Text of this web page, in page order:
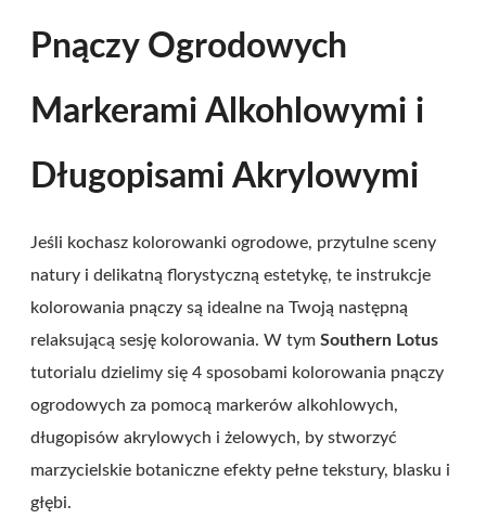
Pnączy Ogrodowych
Markerami Alkohlowymi i
Długopisami Akrylowymi
Jeśli kochasz kolorowanki ogrodowe, przytulne sceny
natury i delikatną florystyczną estetykę, te instrukcje
kolorowania pnączy są idealne na Twoją następną
relaksującą sesję kolorowania. W tym Southern Lotus
tutorialu dzielimy się 4 sposobami kolorowania pnączy
ogrodowych za pomocą markerów alkohlowych,
długopisów akrylowych i żelowych, by stworzyć
marzycielskie botaniczne efekty pełne tekstury, blasku i
głębi.